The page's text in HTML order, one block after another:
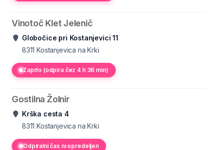
Vinotoč Klet Jelenič
Globočice pri Kostanjevici 11
8311 Kostanjevica na Krki
Zaprto (odpira čez 4 h 36 min)
Gostilna Žolnir
Krška cesta 4
8311 Kostanjevica na Krki
Odpiralni čas ni opredeljen